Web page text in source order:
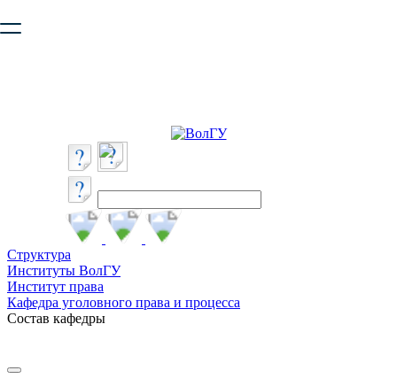
безопасную работу с сайтом. Пожалуйста
Структура
Институты ВолГУ
Институт права
Кафедра уголовного права и процесса
Состав кафедры